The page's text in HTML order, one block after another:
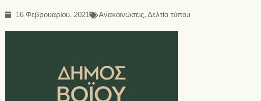
16 Φεβρουαρίου, 2021 Ανακοινώσεις,Δελτία τύπου